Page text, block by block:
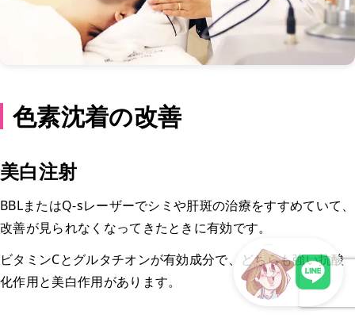
色素沈着の改善
美白注射
BBLまたはQ-sレーザーでシミや肝斑の治療をすすめていて、
改善が見られなくなってきたときに有効です。
ビタミンCとグルタチオンが有効成分で、どちらも強い抗酸
化作用と美白作用があります。